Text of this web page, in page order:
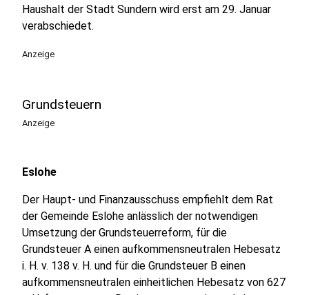
Haushalt der Stadt Sundern wird erst am 29. Januar
verabschiedet.
Anzeige
Grundsteuern
Anzeige
Eslohe
Der Haupt- und Finanzausschuss empfiehlt dem Rat
der Gemeinde Eslohe anlässlich der notwendigen
Umsetzung der Grundsteuerreform, für die
Grundsteuer A einen aufkommensneutralen Hebesatz
i. H. v. 138 v. H. und für die Grundsteuer B einen
aufkommensneutralen einheitlichen Hebesatz von 627